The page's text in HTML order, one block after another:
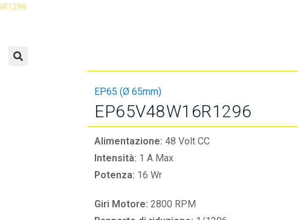
EP65 (Ø 65mm)
EP65V48W16R1296
Alimentazione: 48 Volt CC
Intensità: 1 A Max
Potenza: 16 Wr
Giri Motore: 2800 RPM